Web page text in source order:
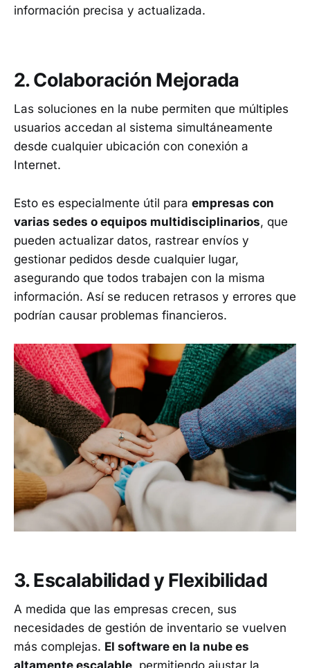
información precisa y actualizada.
2. Colaboración Mejorada
Las soluciones en la nube permiten que múltiples
usuarios accedan al sistema simultáneamente
desde cualquier ubicación con conexión a
Internet.
Esto es especialmente útil para empresas con
varias sedes o equipos multidisciplinarios, que
pueden actualizar datos, rastrear envíos y
gestionar pedidos desde cualquier lugar,
asegurando que todos trabajen con la misma
información. Así se reducen retrasos y errores que
podrían causar problemas financieros.
3. Escalabilidad y Flexibilidad
A medida que las empresas crecen, sus
necesidades de gestión de inventario se vuelven
más complejas. El software en la nube es